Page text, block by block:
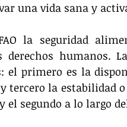
una vida sana y
la seguridad
derechos humanos.
el primero es la
tercero la estabilidad
el segundo a lo largo